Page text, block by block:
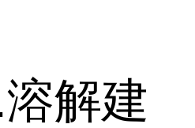
解建